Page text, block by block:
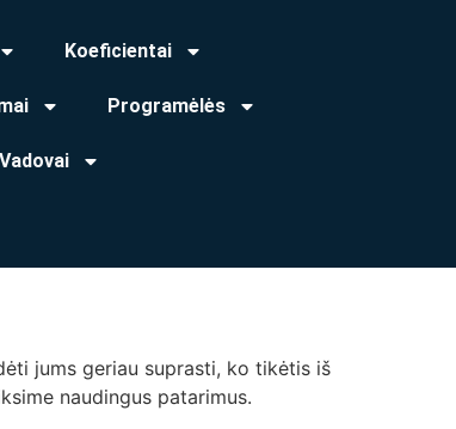
Koeficientai
Programėlės
Vadovai
jums geriau suprasti, ko tikėtis iš
naudingus patarimus.